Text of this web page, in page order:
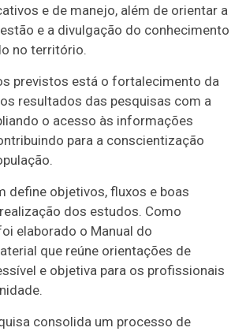
e de manejo, além de orientar a
e a divulgação do conhecimento
no território.
previstos está o fortalecimento da
resultados das pesquisas com a
o acesso às informações
para a conscientização
define objetivos, fluxos e boas
dos estudos. Como
elaborado o Manual do
que reúne orientações de
e objetiva para os profissionais
consolida um processo de